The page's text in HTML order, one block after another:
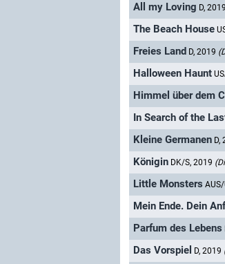
All my Loving D, 2019
The Beach House
Freies Land D, 2019
Halloween Haunt
Himmel über dem
In Search of the
Kleine Germanen D,
Königin DK/S, 2019
Little Monsters
Mein Ende. Dein
Parfum des Lebens
Das Vorspiel D, 2019